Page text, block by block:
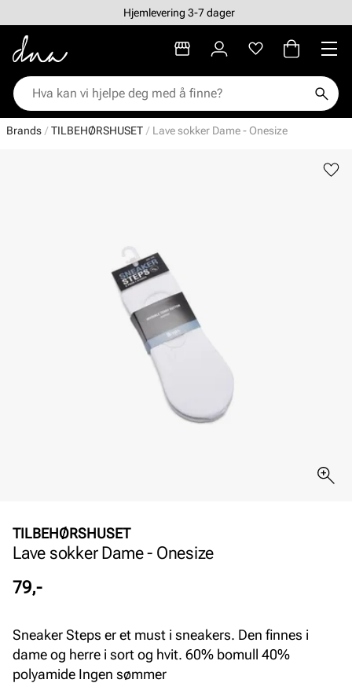
Hjemlevering 3-7 dager
Brands TILBEHØRSHUSET Lave sokker Dame - Onesize
TILBEHØRSHUSET
Lave sokker Dame - Onesize
Pris
79,-
Sneaker Steps er et must i sneakers. Den finnes i
dame og herre i sort og hvit. 60% bomull 40%
polyamide Ingen sømmer